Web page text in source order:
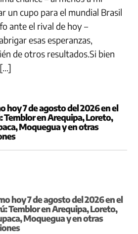
un cupo para el mundial Brasil
ante el rival de hoy –
esas esperanzas,
de otros resultados.Si bien
hoy 7 de agosto del 2026 en el
Temblor en Arequipa, Loreto,
Moquegua y en otras
hoy 7 de agosto del 2026 en el
Temblor en Arequipa, Loreto,
Moquegua y en otras